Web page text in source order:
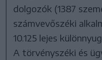
dolgozók (1387
számvevőszéki
10.125 lejes
A törvényszéki és